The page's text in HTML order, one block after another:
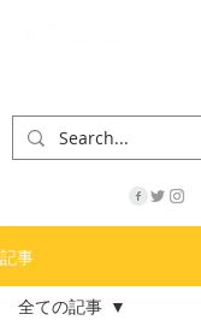
記事
全ての記事